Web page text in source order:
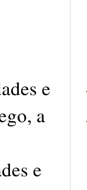
e
a
e